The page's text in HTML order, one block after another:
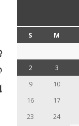
S M
2
3
9
10
16
17
23
24